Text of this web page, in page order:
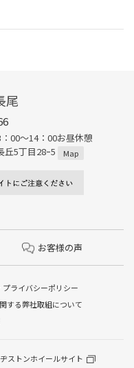
尾
00～14：00お昼休憩
5丁目28ｰ5
Map
お客様の声
プライバシーポリシー
する弊社取組について
ストンホイールサイト
え/オイル交換/その他